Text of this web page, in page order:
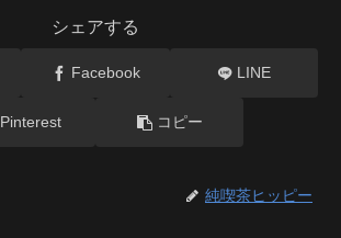
シェアする
Facebook LINE
Pinterest コピー
純喫茶ヒッピー